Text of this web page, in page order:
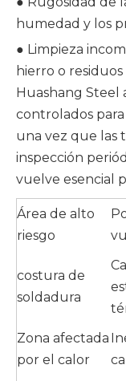
humedad y los
● Limpieza
hierro o
Huashang Steel
controlados para
una vez que las
inspección
vuelve esencial
Área de alto
riesgo
costura de
soldadura
Zona afectada
por el calor